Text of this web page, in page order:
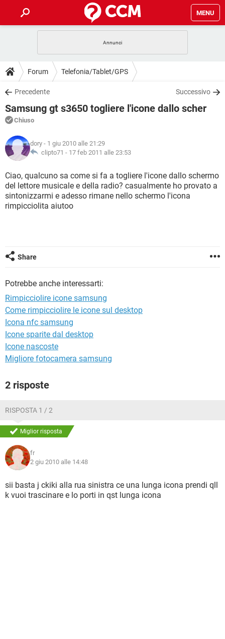
MENU
INTRATTENIMENTO ANDROID
iOS
INSTAGRAM WHATSAPP
TIKTOK
HARDWARE
GUIDE
COVID-19 GAMING
iOS
INSTAGRAM
TIKTOK FACEBOOK
DOWNLOAD
COVID-19 GAMING
INTRATTENIMENTO
iOS
INSTAGRAM
TIKTOK FACEBOOK
HARDWARE
FORUM
COVID-19
INTRATTENIMENTO ANDROID
INSTAGRAM WHATSAPP
TIKTOK
GLOSSARIO
COVID-19
INTRATTENIMENTO ANDROID
iOS WINDOWS 10
INSTAGRAM
Forum Telefonia/Tablet/GPS
Precedente Successivo
Samsung gt s3650 togliere l'icone dallo scher
Chiuso
dory - 1 giu 2010 alle 21:29
clipto71 - 17 feb 2011 alle 23:53
Ciao, qualcuno sa come si fa a togliere l'icone dallo schermo
del lettore musicale e della radio? casualmente ho provato a
sintonizzarmi e adesso rimane nello schermo l'icona
rimpicciolita aiutoo
Share
Potrebbe anche interessarti:
Rimpicciolire icone samsung
Come rimpicciolire le icone sul desktop
Icona nfc samsung
Icone sparite dal desktop
Icone nascoste
Migliore fotocamera samsung
2 risposte
RISPOSTA 1 / 2
Miglior risposta
fr
2 giu 2010 alle 14:48
sii basta j ckiki alla rua sinistra ce una lunga icona prendi qll
k vuoi trascinare e lo porti in qst lunga icona